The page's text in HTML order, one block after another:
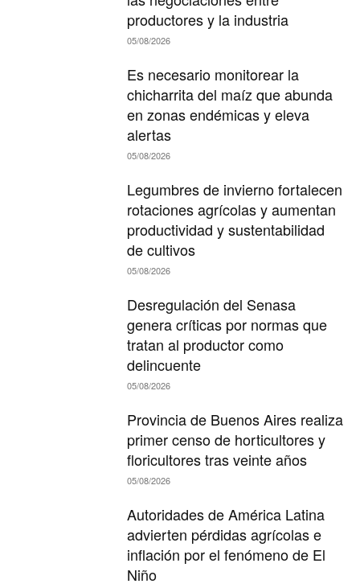
productores y la industria
05/08/2026
Es necesario monitorear la
chicharrita del maíz que abunda
en zonas endémicas y eleva
alertas
05/08/2026
Legumbres de invierno fortalecen
rotaciones agrícolas y aumentan
productividad y sustentabilidad
de cultivos
05/08/2026
Desregulación del Senasa
genera críticas por normas que
tratan al productor como
delincuente
05/08/2026
Provincia de Buenos Aires realiza
primer censo de horticultores y
floricultores tras veinte años
05/08/2026
Autoridades de América Latina
advierten pérdidas agrícolas e
inflación por el fenómeno de El
Niño